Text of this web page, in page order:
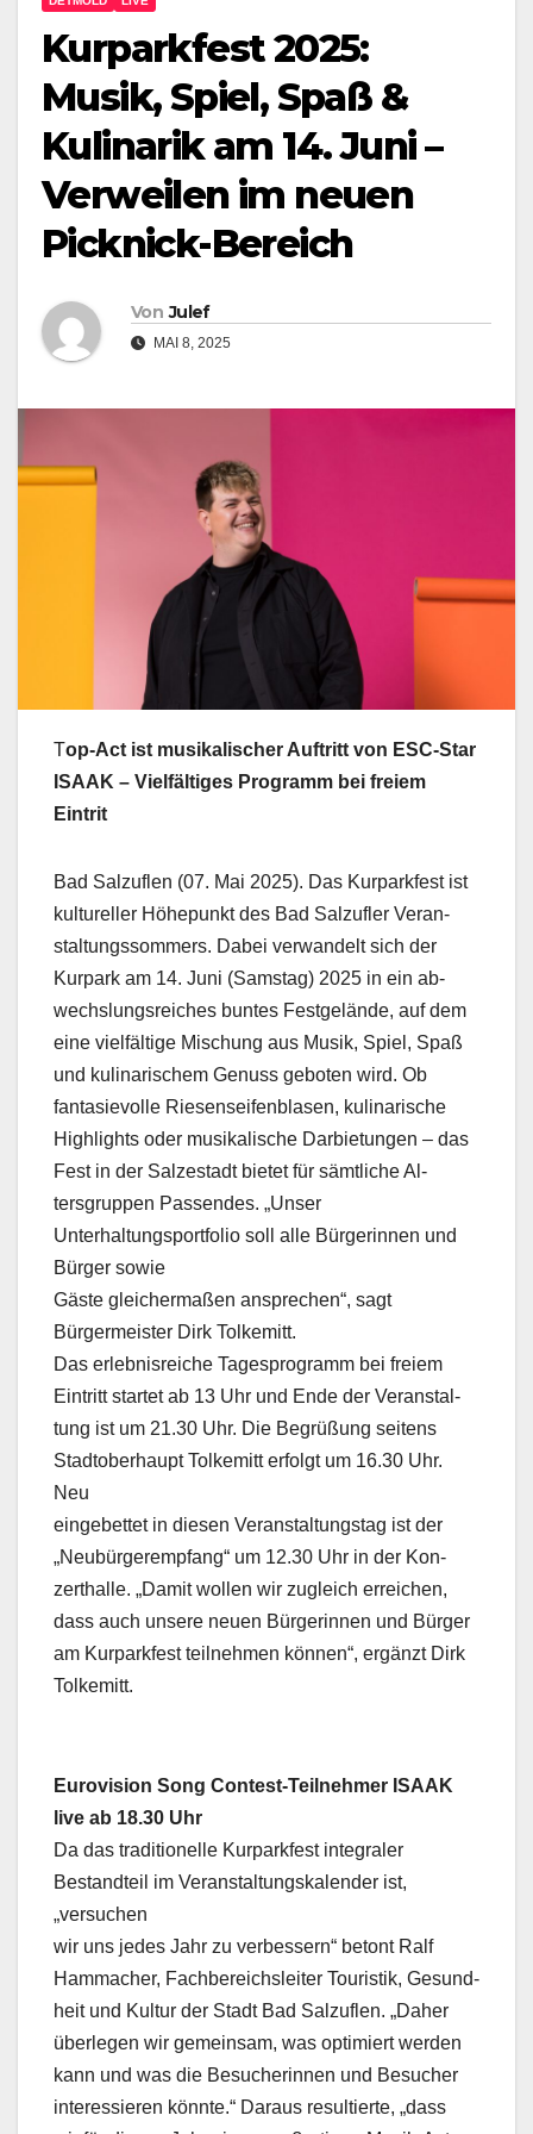
Kurparkfest 2025:
Musik, Spiel, Spaß &
Kulinarik am 14. Juni –
Verweilen im neuen
Picknick-Bereich
Von Julef
MAI 8, 2025
Top-Act ist musikalischer Auftritt von ESC-Star
ISAAK – Vielfältiges Programm bei freiem
Eintrit
Bad Salzuflen (07. Mai 2025). Das Kurparkfest ist
kultureller Höhepunkt des Bad Salzufler Veran-
staltungssommers. Dabei verwandelt sich der
Kurpark am 14. Juni (Samstag) 2025 in ein ab-
wechslungsreiches buntes Festgelände, auf dem
eine vielfältige Mischung aus Musik, Spiel, Spaß
und kulinarischem Genuss geboten wird. Ob
fantasievolle Riesenseifenblasen, kulinarische
Highlights oder musikalische Darbietungen – das
Fest in der Salzestadt bietet für sämtliche Al-
tersgruppen Passendes. „Unser
Unterhaltungsportfolio soll alle Bürgerinnen und
Bürger sowie
Gäste gleichermaßen ansprechen“, sagt
Bürgermeister Dirk Tolkemitt.
Das erlebnisreiche Tagesprogramm bei freiem
Eintritt startet ab 13 Uhr und Ende der Veranstal-
tung ist um 21.30 Uhr. Die Begrüßung seitens
Stadtoberhaupt Tolkemitt erfolgt um 16.30 Uhr.
Neu
eingebettet in diesen Veranstaltungstag ist der
„Neubürgerempfang“ um 12.30 Uhr in der Kon-
zerthalle. „Damit wollen wir zugleich erreichen,
dass auch unsere neuen Bürgerinnen und Bürger
am Kurparkfest teilnehmen können“, ergänzt Dirk
Tolkemitt.
Eurovision Song Contest-Teilnehmer ISAAK
live ab 18.30 Uhr
Da das traditionelle Kurparkfest integraler
Bestandteil im Veranstaltungskalender ist,
„versuchen
wir uns jedes Jahr zu verbessern“ betont Ralf
Hammacher, Fachbereichsleiter Touristik, Gesund-
heit und Kultur der Stadt Bad Salzuflen. „Daher
überlegen wir gemeinsam, was optimiert werden
kann und was die Besucherinnen und Besucher
interessieren könnte.“ Daraus resultierte, „dass